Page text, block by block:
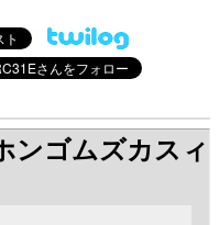
ンゴムズカスィ